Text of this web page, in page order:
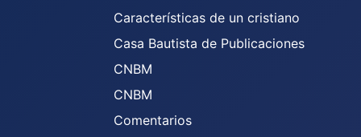
Características de un cristiano
Casa Bautista de Publicaciones
CNBM
CNBM
Comentarios